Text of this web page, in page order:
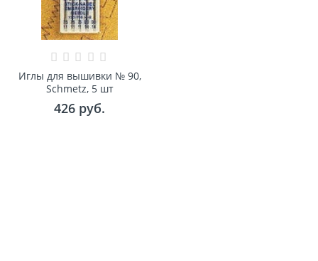
Иглы для вышивки № 90,
Schmetz, 5 шт
426 руб.